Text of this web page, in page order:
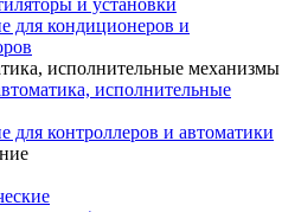
и установки
для кондиционеров и
исполнительные механизмы
исполнительные
контроллеров и автоматики